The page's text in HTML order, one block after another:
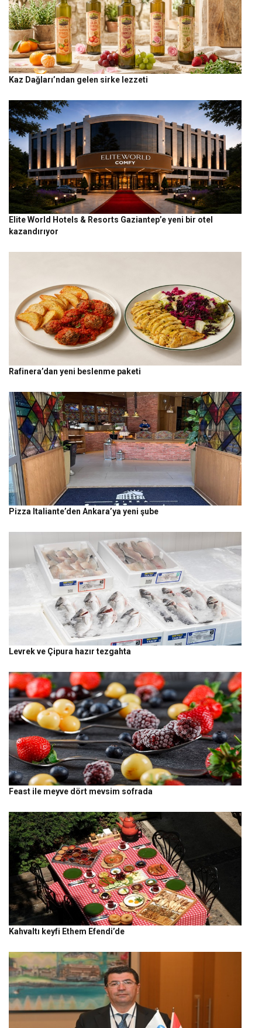
Kaz Dağları’ndan gelen sirke lezzeti
Elite World Hotels & Resorts Gaziantep’e yeni bir otel
kazandırıyor
Rafinera’dan yeni beslenme paketi
Pizza Italiante’den Ankara’ya yeni şube
Levrek ve Çipura hazır tezgahta
Feast ile meyve dört mevsim sofrada
Kahvaltı keyfi Ethem Efendi’de